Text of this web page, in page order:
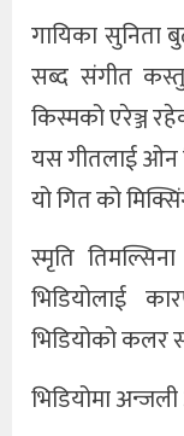
गायिका सुनिता
सब्द संगीत
किस्मको एरेञ्ज
यस गीतलाई ओन
यो गित को
स्मृति
भिडियोलाई
भिडियोको कलर
भिडियोमा